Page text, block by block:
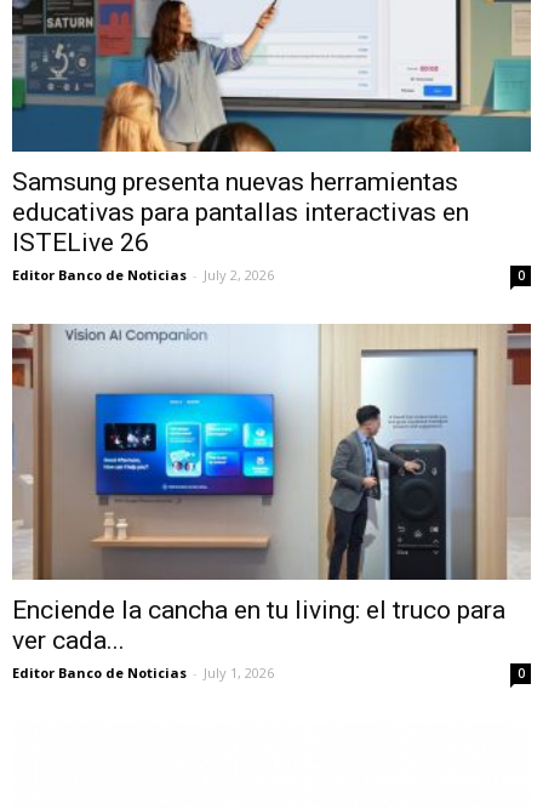
Samsung presenta nuevas herramientas
educativas para pantallas interactivas en
ISTELive 26
Editor Banco de Noticias - July 2, 2026 0
Enciende la cancha en tu living: el truco para
ver cada...
Editor Banco de Noticias - July 1, 2026 0